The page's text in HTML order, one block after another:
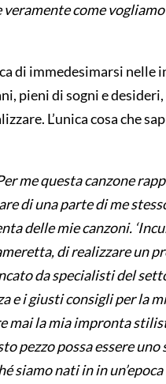
come
di immedesimarsi nelle
pieni di sogni e
L’unica cosa che
me questa canzone
di una parte di me
delle mie canzoni.
di realizzare un
da specialisti del
e i giusti consigli per la
mai la mia impronta
pezzo possa essere
siamo nati in in